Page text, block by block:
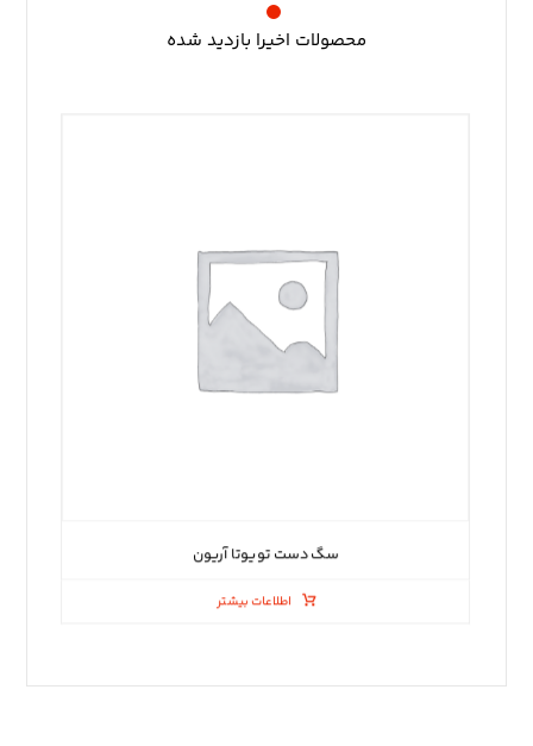
محصولات اخیرا بازدید شده
سگ دست تویوتا آریون
اطلاعات بیشتر